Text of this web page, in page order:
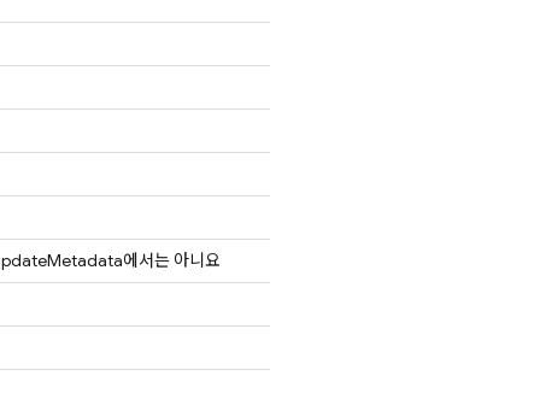
에서는 아니요